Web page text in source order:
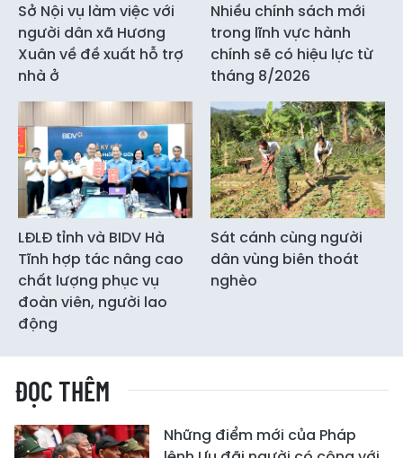
Sở Nội vụ làm việc với
người dân xã Hương
Xuân về đề xuất hỗ trợ
nhà ở
Nhiều chính sách mới
trong lĩnh vực hành
chính sẽ có hiệu lực từ
tháng 8/2026
LĐLĐ tỉnh và BIDV Hà
Tĩnh hợp tác nâng cao
chất lượng phục vụ
đoàn viên, người lao
động
Sát cánh cùng người
dân vùng biên thoát
nghèo
ĐỌC THÊM
Những điểm mới của Pháp